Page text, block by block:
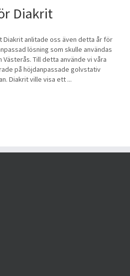
Diakrit
anlitade oss även detta år för
lösning som skulle användas
Till detta använde vi våra
på höjdanpassade golvstativ
Diakrit ville visa ett ...